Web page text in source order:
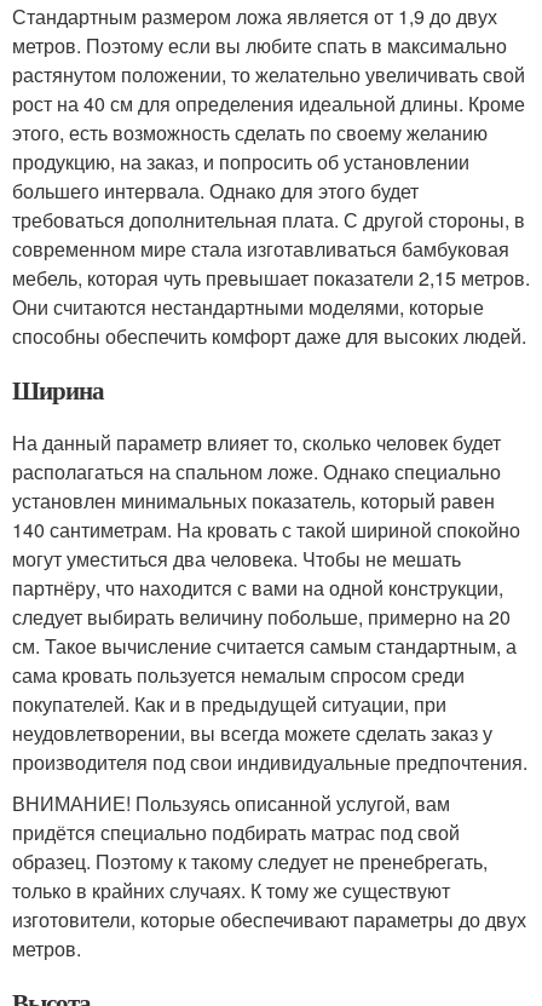
Стандартным размером ложа является от 1,9 до двух
метров. Поэтому если вы любите спать в максимально
растянутом положении, то желательно увеличивать свой
рост на 40 см для определения идеальной длины. Кроме
этого, есть возможность сделать по своему желанию
продукцию, на заказ, и попросить об установлении
большего интервала. Однако для этого будет
требоваться дополнительная плата. С другой стороны, в
современном мире стала изготавливаться бамбуковая
мебель, которая чуть превышает показатели 2,15 метров.
Они считаются нестандартными моделями, которые
способны обеспечить комфорт даже для высоких людей.
Ширина
На данный параметр влияет то, сколько человек будет
располагаться на спальном ложе. Однако специально
установлен минимальных показатель, который равен
140 сантиметрам. На кровать с такой шириной спокойно
могут уместиться два человека. Чтобы не мешать
партнёру, что находится с вами на одной конструкции,
следует выбирать величину побольше, примерно на 20
см. Такое вычисление считается самым стандартным, а
сама кровать пользуется немалым спросом среди
покупателей. Как и в предыдущей ситуации, при
неудовлетворении, вы всегда можете сделать заказ у
производителя под свои индивидуальные предпочтения.
ВНИМАНИЕ! Пользуясь описанной услугой, вам
придётся специально подбирать матрас под свой
образец. Поэтому к такому следует не пренебрегать,
только в крайних случаях. К тому же существуют
изготовители, которые обеспечивают параметры до двух
метров.